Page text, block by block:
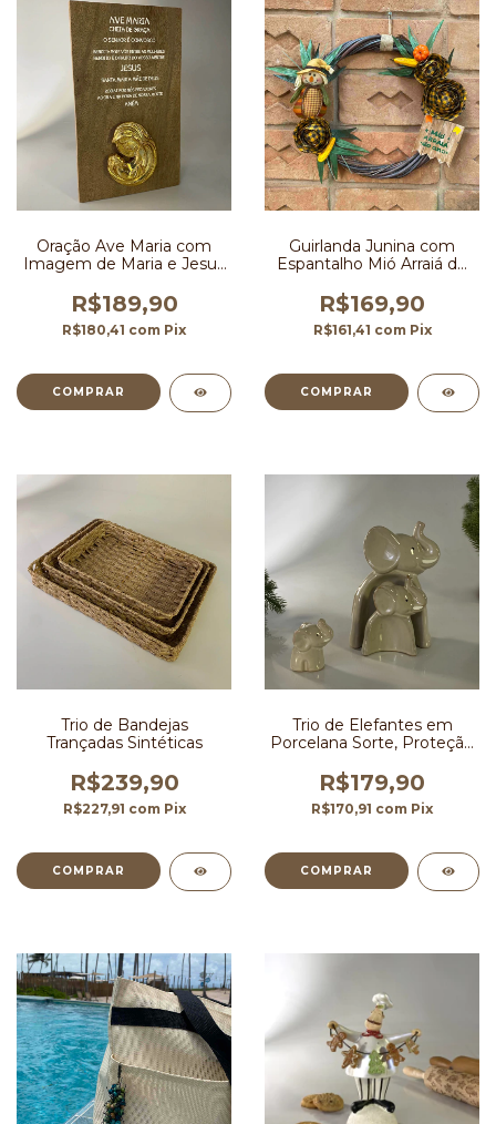
Oração Ave Maria com
Imagem de Maria e Jesus
R$189,90
R$180,41 com Pix
Guirlanda Junina com
Espantalho Mió Arraiá do
R$169,90
R$161,41 com Pix
Trio de Bandejas
Trançadas Sintéticas
R$239,90
R$227,91 com Pix
Trio de Elefantes em
Porcelana Sorte, Proteção
R$179,90
R$170,91 com Pix